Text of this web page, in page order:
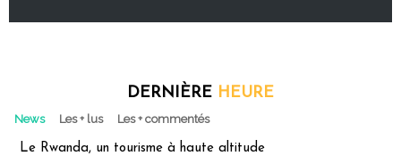
DERNIÈRE HEURE
News Les + lus Les + commentés
Le Rwanda, un tourisme à haute altitude